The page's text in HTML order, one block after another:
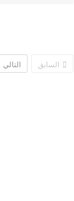
السابق التالي